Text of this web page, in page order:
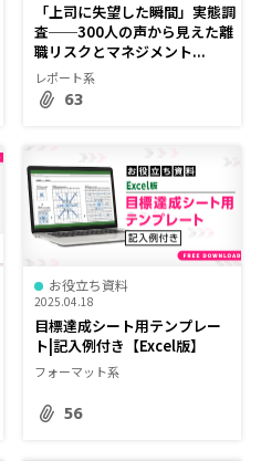
「上司に失望した瞬間」実態調
査──300人の声から見えた離
職リスクとマネジメント...
レポート系
63
お役立ち資料
2025.04.18
目標達成シート用テンプレー
ト|記入例付き【Excel版】
フォーマット系
56